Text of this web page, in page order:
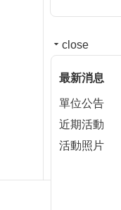
close
最新消息
單位公告
近期活動
活動照片